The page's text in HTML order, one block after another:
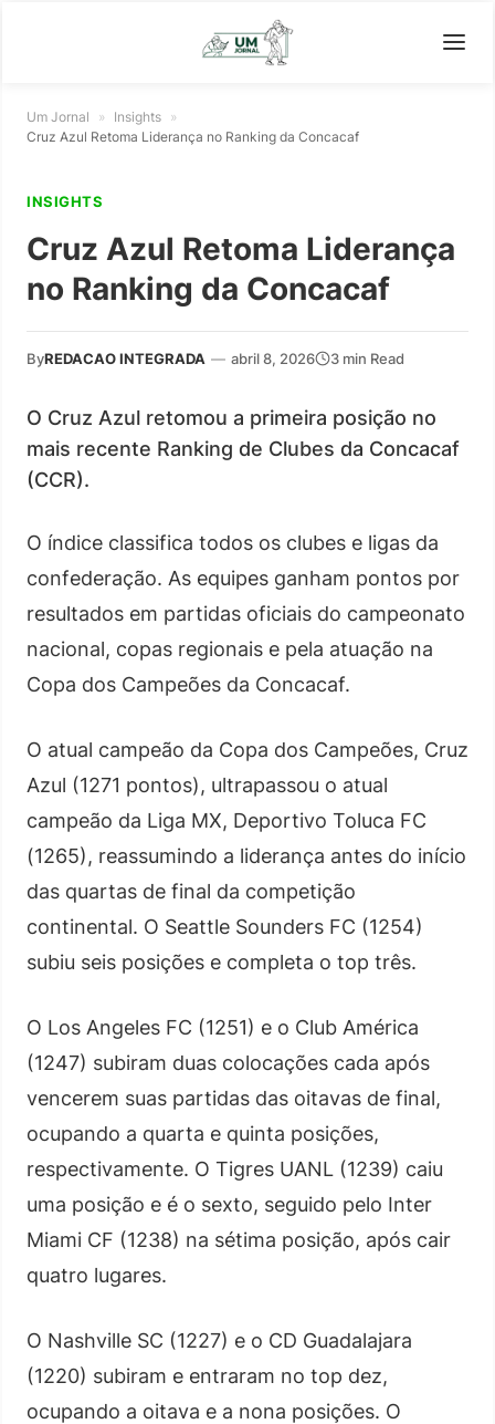
Um Jornal » Insights »
Cruz Azul Retoma Liderança no Ranking da Concacaf
INSIGHTS
Cruz Azul Retoma Liderança
no Ranking da Concacaf
ByREDACAO INTEGRADA — abril 8, 2026 3 min Read
O Cruz Azul retomou a primeira posição no
mais recente Ranking de Clubes da Concacaf
(CCR).
O índice classifica todos os clubes e ligas da
confederação. As equipes ganham pontos por
resultados em partidas oficiais do campeonato
nacional, copas regionais e pela atuação na
Copa dos Campeões da Concacaf.
O atual campeão da Copa dos Campeões, Cruz
Azul (1271 pontos), ultrapassou o atual
campeão da Liga MX, Deportivo Toluca FC
(1265), reassumindo a liderança antes do início
das quartas de final da competição
continental. O Seattle Sounders FC (1254)
subiu seis posições e completa o top três.
O Los Angeles FC (1251) e o Club América
(1247) subiram duas colocações cada após
vencerem suas partidas das oitavas de final,
ocupando a quarta e quinta posições,
respectivamente. O Tigres UANL (1239) caiu
uma posição e é o sexto, seguido pelo Inter
Miami CF (1238) na sétima posição, após cair
quatro lugares.
O Nashville SC (1227) e o CD Guadalajara
(1220) subiram e entraram no top dez,
ocupando a oitava e a nona posições. O